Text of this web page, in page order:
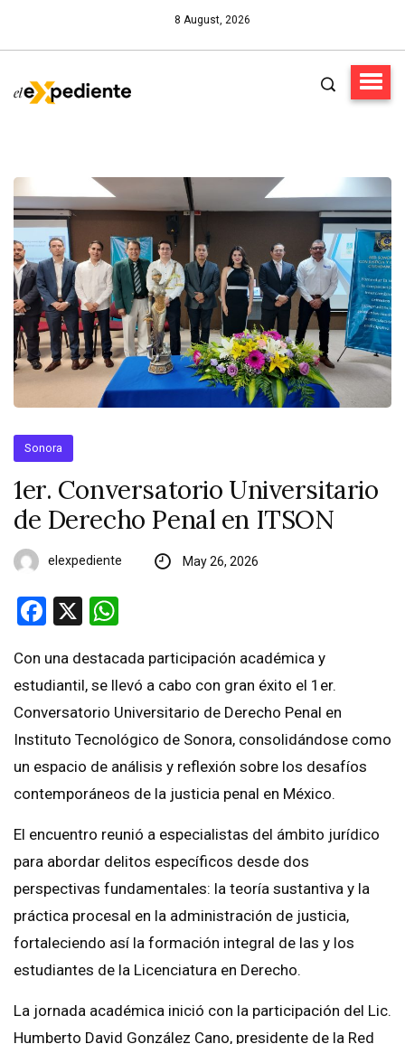
8 August, 2026
Sonora
1er. Conversatorio Universitario
de Derecho Penal en ITSON
elexpediente May 26, 2026
Facebook
X
Con una destacada participación académica y
estudiantil, se llevó a cabo con gran éxito el 1er.
Conversatorio Universitario de Derecho Penal en
Instituto Tecnológico de Sonora, consolidándose como
un espacio de análisis y reflexión sobre los desafíos
contemporáneos de la justicia penal en México.
El encuentro reunió a especialistas del ámbito jurídico
para abordar delitos específicos desde dos
perspectivas fundamentales: la teoría sustantiva y la
práctica procesal en la administración de justicia,
fortaleciendo así la formación integral de las y los
estudiantes de la Licenciatura en Derecho.
La jornada académica inició con la participación del Lic.
Humberto David González Cano, presidente de la Red